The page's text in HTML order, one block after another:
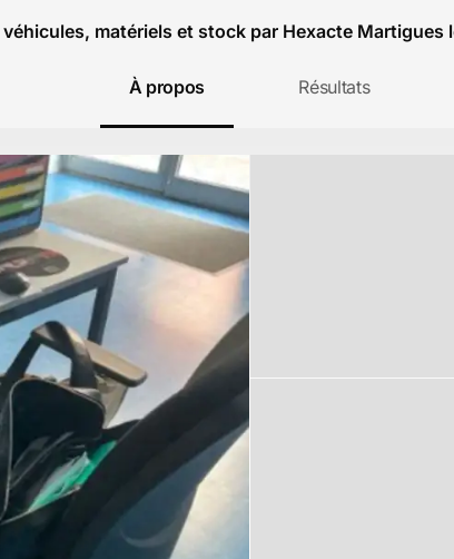
véhicules, matériels et stock par Hexacte Martigues
À propos Résultats